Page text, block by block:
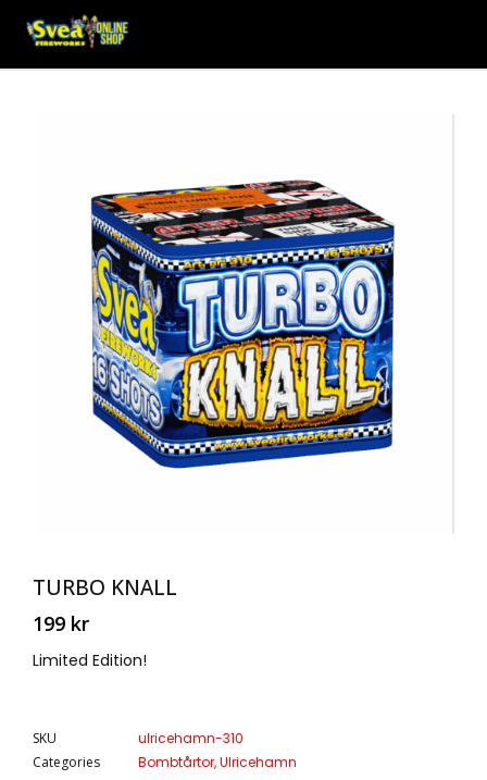
TURBO KNALL
199 kr
Limited Edition!
SKU
ulricehamn-310
Categories
Bombtårtor,Ulricehamn